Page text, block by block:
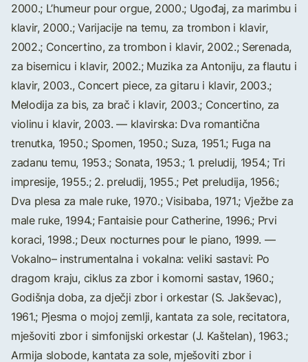
2000.; L’humeur pour orgue, 2000.; Ugođaj, za marimbu i
klavir, 2000.; Varijacije na temu, za trombon i klavir,
2002.; Concertino, za trombon i klavir, 2002.; Serenada,
za bisernicu i klavir, 2002.; Muzika za Antoniju, za flautu i
klavir, 2003., Concert piece, za gitaru i klavir, 2003.;
Melodija za bis, za brač i klavir, 2003.; Concertino, za
violinu i klavir, 2003. — klavirska: Dva romantična
trenutka, 1950.; Spomen, 1950.; Suza, 1951.; Fuga na
zadanu temu, 1953.; Sonata, 1953.; 1. preludij, 1954.; Tri
impresije, 1955.; 2. preludij, 1955.; Pet preludija, 1956.;
Dva plesa za male ruke, 1970.; Visibaba, 1971.; Vježbe za
male ruke, 1994.; Fantaisie pour Catherine, 1996.; Prvi
koraci, 1998.; Deux nocturnes pour le piano, 1999. —
Vokalno– instrumentalna i vokalna: veliki sastavi: Po
dragom kraju, ciklus za zbor i komorni sastav, 1960.;
Godišnja doba, za dječji zbor i orkestar (S. Jakševac),
1961.; Pjesma o mojoj zemlji, kantata za sole, recitatora,
mješoviti zbor i simfonijski orkestar (J. Kaštelan), 1963.;
Armija slobode, kantata za sole, mješoviti zbor i